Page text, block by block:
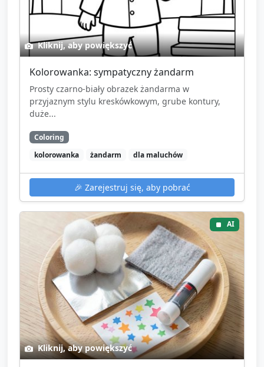
Kliknij, aby powiększyć
Kolorowanka: sympatyczny żandarm
Prosty czarno-biały obrazek żandarma w
przyjaznym stylu kreskówkowym, grube kontury,
duże...
Coloring
kolorowanka
żandarm dla maluchów
🎉 Zarejestruj się, aby pobrać
AI
Kliknij, aby powiększyć